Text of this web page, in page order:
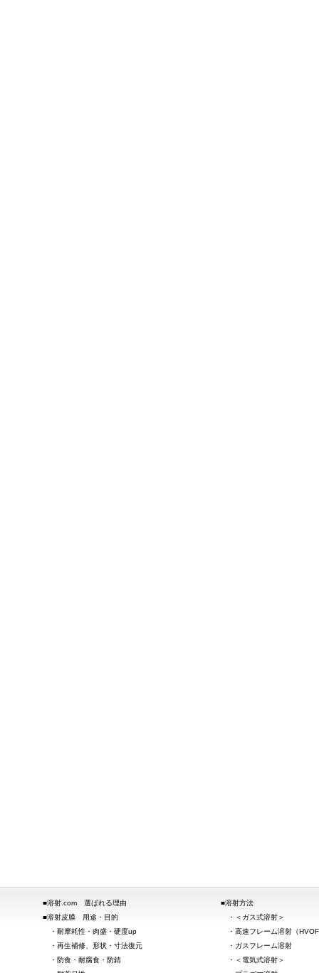
溶射.com 選ばれる理由
溶射皮膜 用途・目的
耐摩耗性・肉盛・硬度up
再生補修、形状・寸法復元
防食・耐腐食・防錆
溶射方法
＜ガス式溶射＞
高速フレーム溶射（
ガスフレーム溶射
＜電気式溶射＞